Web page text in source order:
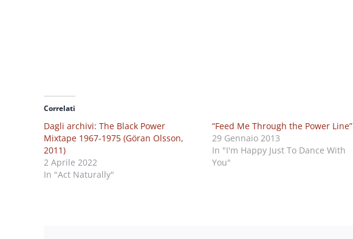
Correlati
Dagli archivi: The Black Power
Mixtape 1967-1975 (Göran Olsson,
2011)
2 Aprile 2022
In "Act Naturally"
“Feed Me Through the Power Line”
29 Gennaio 2013
In "I'm Happy Just To Dance With
You"